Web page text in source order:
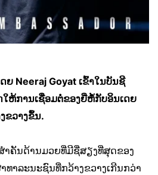
ຍ Neeraj Goyat ເຂົ້າໃນບັນຊີ
ໃຫ້ການເຊື່ອມຕໍ່ຂອງຍີ່ຫໍ້ກັບອິນເດຍ
ຂວາງຂຶ້ນ.
ຳຄັນດ້ານມວຍທີ່ມີຊື່ສຽງທີ່ສຸດຂອງ
ທາລະນະຊົນທີ່ກວ້າງຂວາງເກີນກວ່າ